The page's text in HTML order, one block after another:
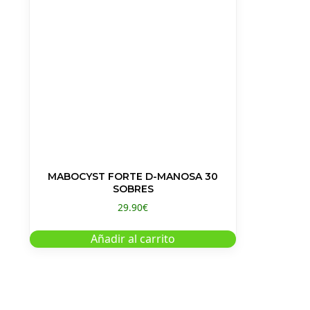
MABOCYST FORTE D-MANOSA 30
SOBRES
29.90€
Añadir al carrito